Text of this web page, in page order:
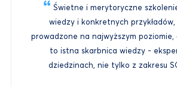
Świetne i merytoryczne
wiedzy i konkretnych
prowadzone na najwyższym poziomie,
to istna skarbnica wiedzy -
dziedzinach, nie tylko z zakresu